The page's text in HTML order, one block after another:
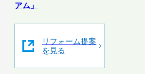
アム」
リフォーム提案
を見る